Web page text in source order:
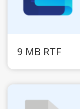
9 MB RTF